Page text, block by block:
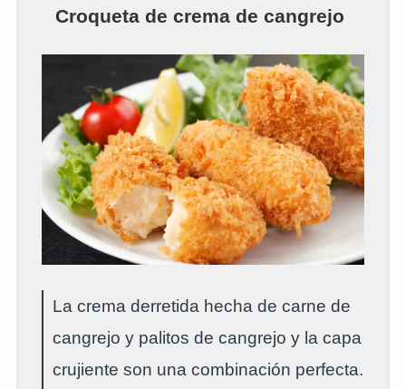
Croqueta de crema de cangrejo
La crema derretida hecha de carne de
cangrejo y palitos de cangrejo y la capa
crujiente son una combinación perfecta.